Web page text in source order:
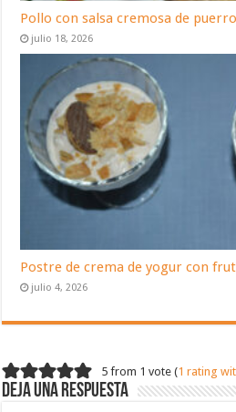
Pollo con salsa cremosa de
julio 18, 2026
Postre de crema de yogur con
julio 4, 2026
5 from 1 vote (1 rating
Deja una respuesta